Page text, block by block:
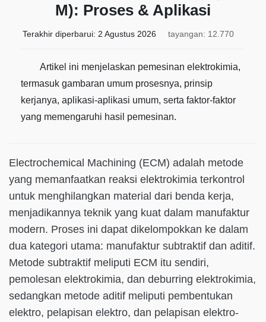
M): Proses & Aplikasi
Terakhir diperbarui: 2 Agustus 2026 tayangan: 12.770
Artikel ini menjelaskan pemesinan elektrokimia,
termasuk gambaran umum prosesnya, prinsip
kerjanya, aplikasi-aplikasi umum, serta faktor-faktor
yang memengaruhi hasil pemesinan.
Electrochemical Machining (ECM) adalah metode
yang memanfaatkan reaksi elektrokimia terkontrol
untuk menghilangkan material dari benda kerja,
menjadikannya teknik yang kuat dalam manufaktur
modern. Proses ini dapat dikelompokkan ke dalam
dua kategori utama: manufaktur subtraktif dan aditif.
Metode subtraktif meliputi ECM itu sendiri,
pemolesan elektrokimia, dan deburring elektrokimia,
sedangkan metode aditif meliputi pembentukan
elektro, pelapisan elektro, dan pelapisan elektro-